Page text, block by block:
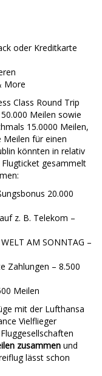
oder Kreditkarte
More
Class Round Trip
Meilen sowie
15.0000 Meilen,
für einen
könnten in relativ
gesammelt
20.000
z. B. Telekom –
AM SONNTAG –
Zahlungen – 8.500
Meilen
mit der Lufthansa
Vielflieger
zusammen und
lässt schon